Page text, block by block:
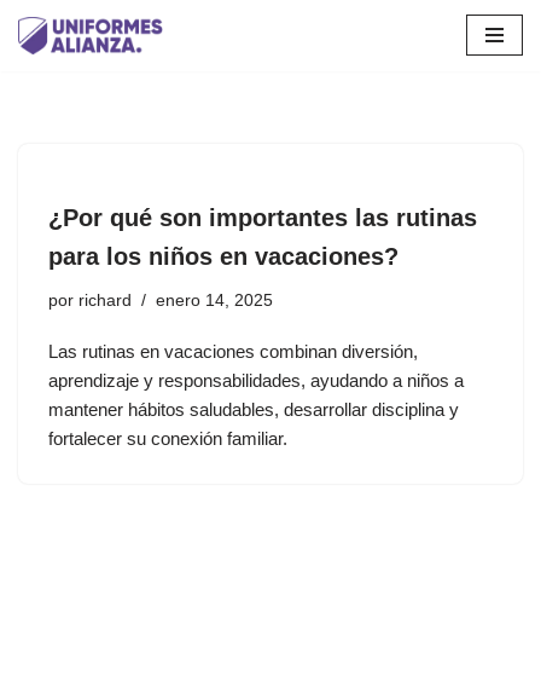
¿Por qué son importantes las rutinas
para los niños en vacaciones?
por richard enero 14, 2025
Las rutinas en vacaciones combinan diversión,
aprendizaje y responsabilidades, ayudando a niños a
mantener hábitos saludables, desarrollar disciplina y
fortalecer su conexión familiar.